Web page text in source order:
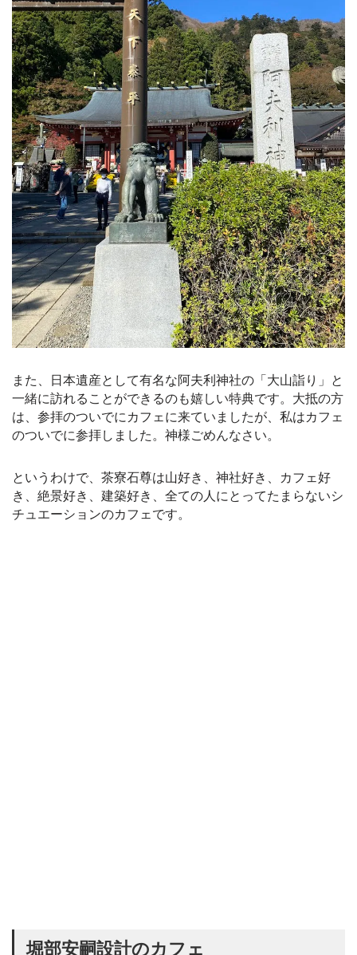
また、日本遺産として有名な阿夫利神社の「大山詣り」と
一緒に訪れることができるのも嬉しい特典です。大抵の方
は、参拝のついでにカフェに来ていましたが、私はカフェ
のついでに参拝しました。神様ごめんなさい。
というわけで、茶寮石尊は山好き、神社好き、カフェ好
き、絶景好き、建築好き、全ての人にとってたまらないシ
チュエーションのカフェです。
堀部安嗣設計のカフェ